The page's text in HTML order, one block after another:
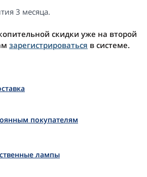
3 месяца.
скидки уже на второй
зарегистрироваться в системе.
покупателям
лампы